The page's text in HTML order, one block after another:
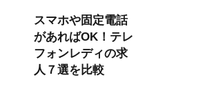
スマホや固定電話
があればOK！テレ
フォンレディの求
人７選を比較